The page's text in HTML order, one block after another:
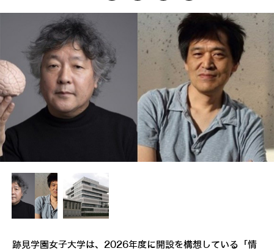
跡見学園女子大学は、2026年度に開設を構想している「情